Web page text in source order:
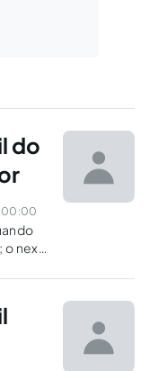
do
00:00
o nexo